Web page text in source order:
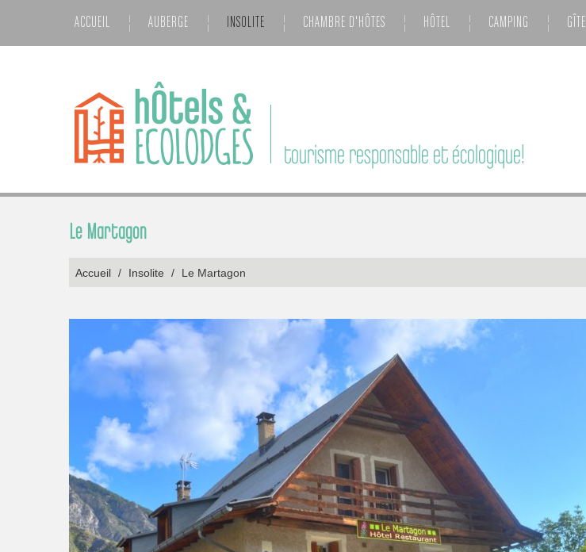
ACCUEIL AUBERGE INSOLITE CHAMBRE D'HÔTES HÔTEL CAMPING GÎTE
tourisme responsable et écologique!
Le Martagon
Accueil / Insolite / Le Martagon